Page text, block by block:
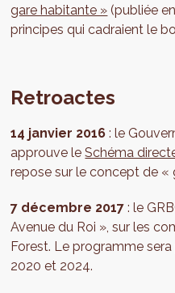
gare habitante » (publiée
principes qui cadraient le
Retroactes
14 janvier 2016 : le
approuve leSchéma
repose sur le concept de «
7 décembre 2017 : le
Avenue du Roi », sur les
Forest. Le programme
2020 et 2024.